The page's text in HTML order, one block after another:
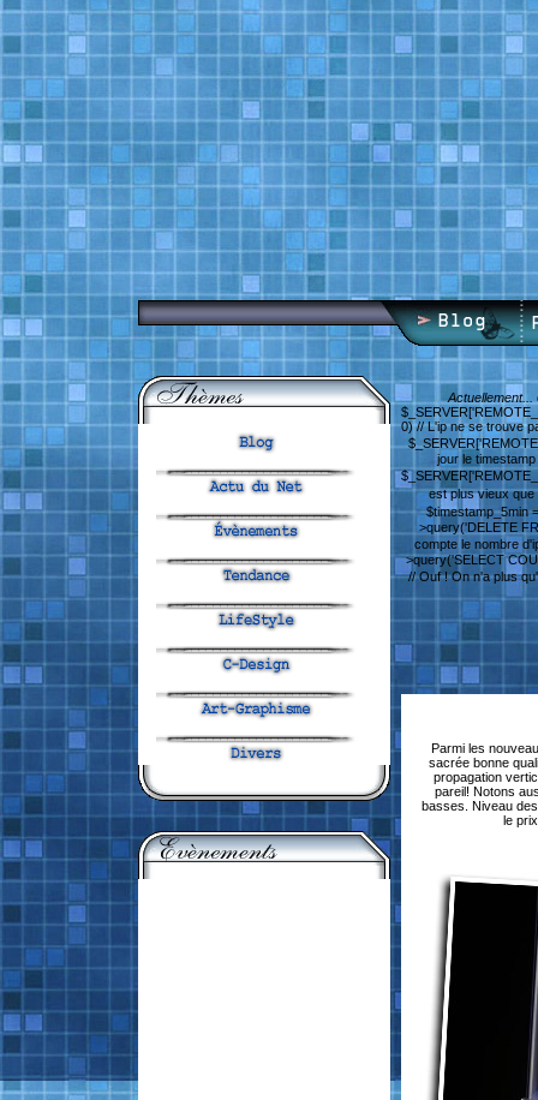
Actuellement...
0) // L'ip ne se trouve
jour le
est plus vieux
$timestamp_5min
>query('DELETE
compte le nombre
>query('SELECT
// Ouf ! On n'a plus
Parmi les
sacrée bonne
propagation
pareil! Notons
basses. Niveau
le